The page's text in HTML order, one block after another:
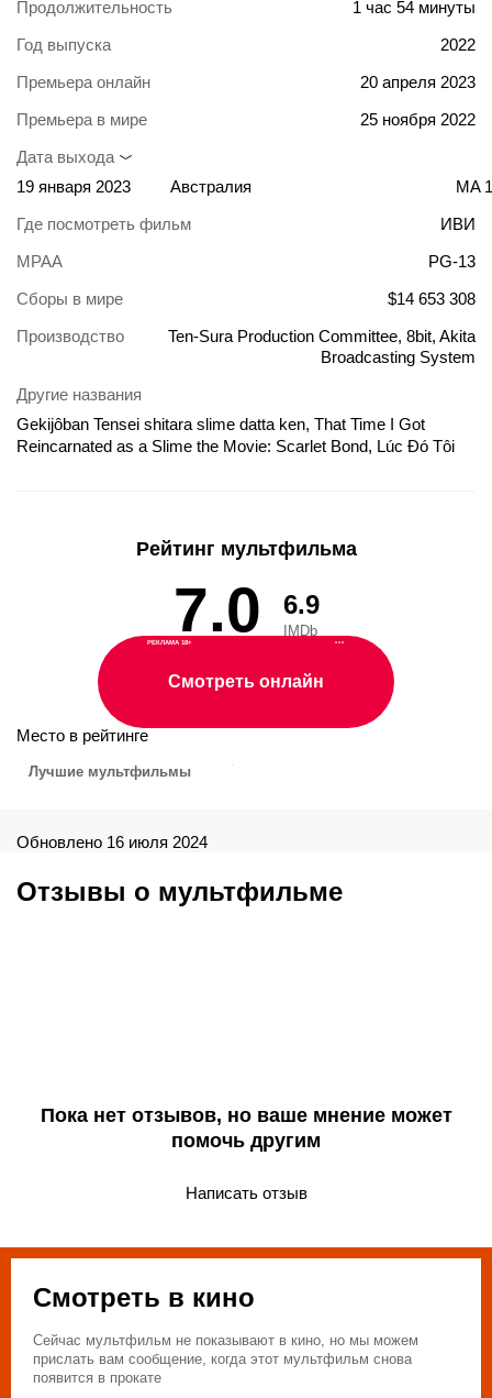
Продолжительность
1 час 54 минуты
Год выпуска
2022
Премьера онлайн
20 апреля 2023
Премьера в мире
25 ноября 2022
Дата выхода
19 января 2023
Австралия
MA
Где посмотреть фильм
ИВИ
MPAA
PG-13
Сборы в мире
$14 653 308
Производство
Ten-Sura Production Committee, 8bit, Akita
Broadcasting System
Другие названия
Gekijôban Tensei shitara slime datta ken, That Time I Got
Reincarnated as a Slime the Movie: Scarlet Bond, Lúc Đó Tôi
Got Reincarnated as a Slime the Movie, That Time I Got
Got Reincarnated as a Slime: EL Vinculo Escarlata, That Time I
Got Reincarnated as a Slime: Laços Escarlates, That Time I
Got Reincarnated as a Slime: The Movie - Scarlet Bond, That
Time I Got Reincarnated It's a Slime the Movie, The Time I
Reincarnated as a Slime, О моём перерождении в слизь.
Фильм, 劇場版 転生したらスライムだった件, 劇場版 關於我轉
生變成史萊姆這檔事 紅蓮之絆篇, 關於我轉生變成史萊姆這檔事
Slime: Scarlet Bond, 전생했더니 슬라임이었던 건에 대하여 홍
That Time I Got Reincarnated as a Slime La Película - El
Ken: Guren no Kizuna-hen, สไลม์ เดอะมูฟวี่ สายสัมพันธ์สีชาด,
Gekijouban Tensei Shitara Slime Datta Ken: Guren no Kizuna
Рейтинг мультфильма
7.0 6.9
IMDb
Место в рейтинге
Лучшие мультфильмы
Обновлено 16 июля 2024
Отзывы о мультфильме
Пока нет отзывов, но ваше мнение может
помочь другим
Написать отзыв
Смотреть в кино
Сейчас мультфильм не показывают в кино, но мы можем
прислать вам сообщение, когда этот мультфильм снова
появится в прокате
РЕКЛАМА 18+ •••
Смотреть онлайн